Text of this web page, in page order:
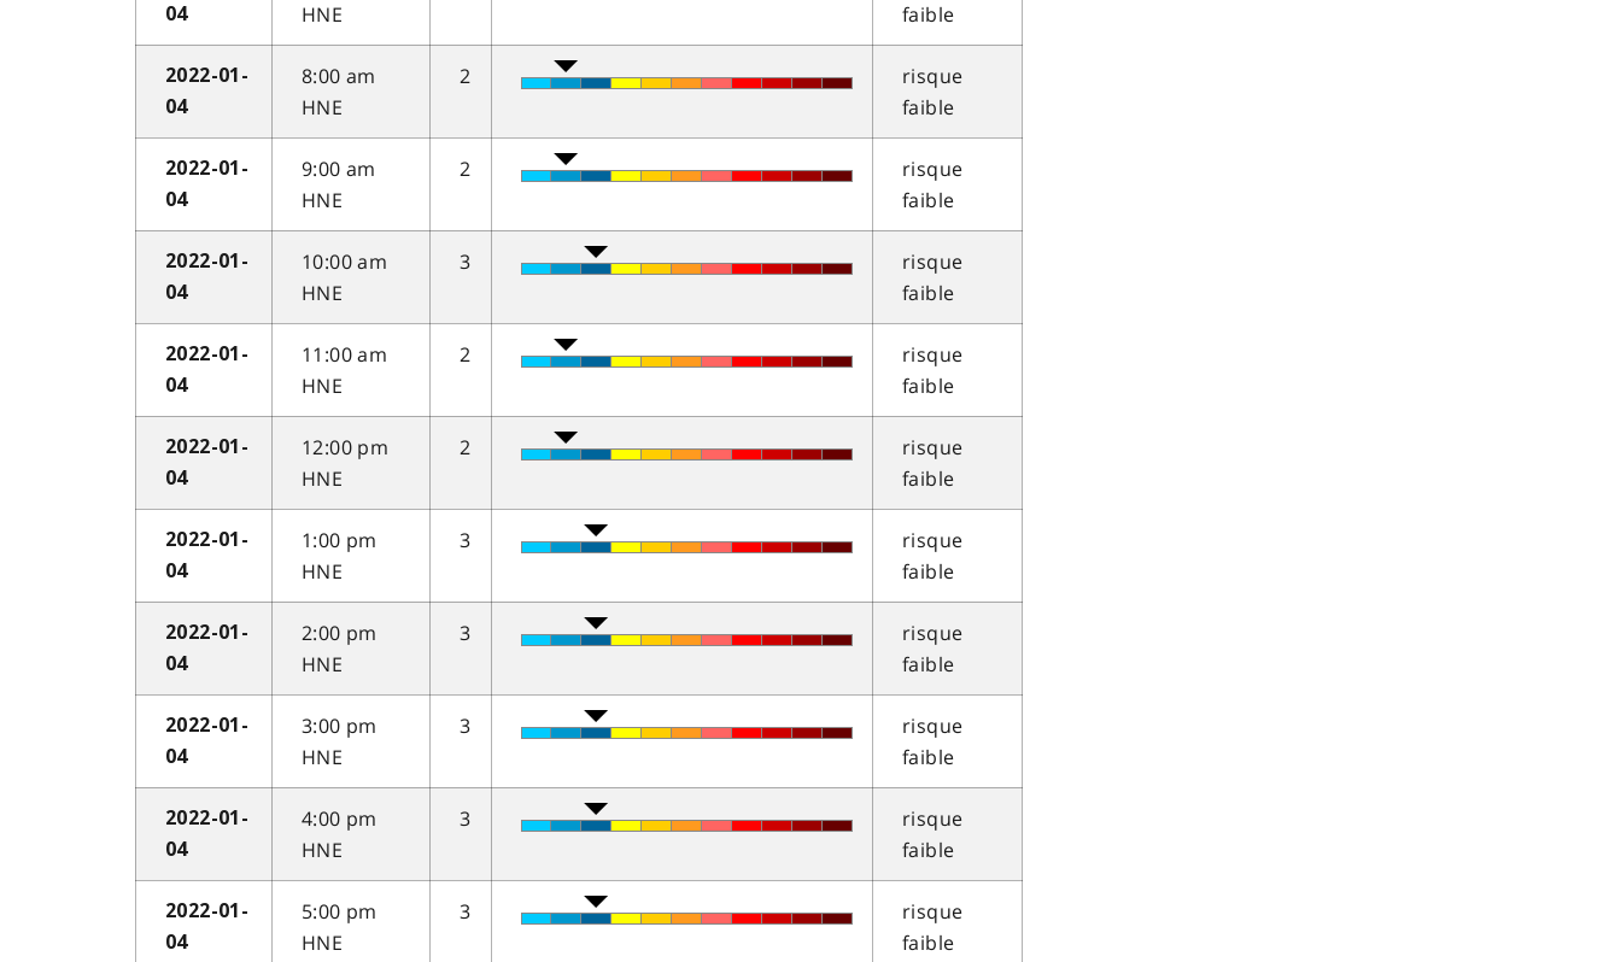
04
HNE
faible
2022-01-
04
8:00 am
HNE
2
risque
faible
2022-01-
04
9:00 am
HNE
2
risque
faible
2022-01-
04
10:00 am
HNE
3
risque
faible
2022-01-
04
11:00 am
HNE
2
risque
faible
2022-01-
04
12:00 pm
HNE
2
risque
faible
2022-01-
04
1:00 pm
HNE
3
risque
faible
2022-01-
04
2:00 pm
HNE
3
risque
faible
2022-01-
04
3:00 pm
HNE
3
risque
faible
2022-01-
04
4:00 pm
HNE
3
risque
faible
2022-01-
04
5:00 pm
HNE
3
risque
faible